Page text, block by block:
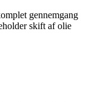
gennemgang
skift af olie